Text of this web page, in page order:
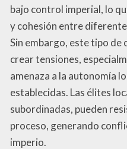
bajo control imperial, lo
y cohesión entre
Sin embargo, este tipo de
crear tensiones,
amenaza a la autonomía
establecidas. Las élites
subordinadas, pueden
proceso, generando
imperio.